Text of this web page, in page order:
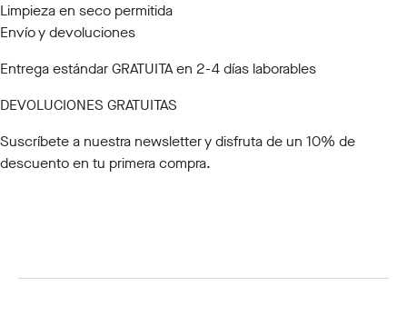
Limpieza en seco permitida
Envío y devoluciones
Entrega estándar GRATUITA en 2-4 días laborables
DEVOLUCIONES GRATUITAS
Suscríbete a nuestra newslettery disfruta de un 10% de
descuento en tu primera compra.